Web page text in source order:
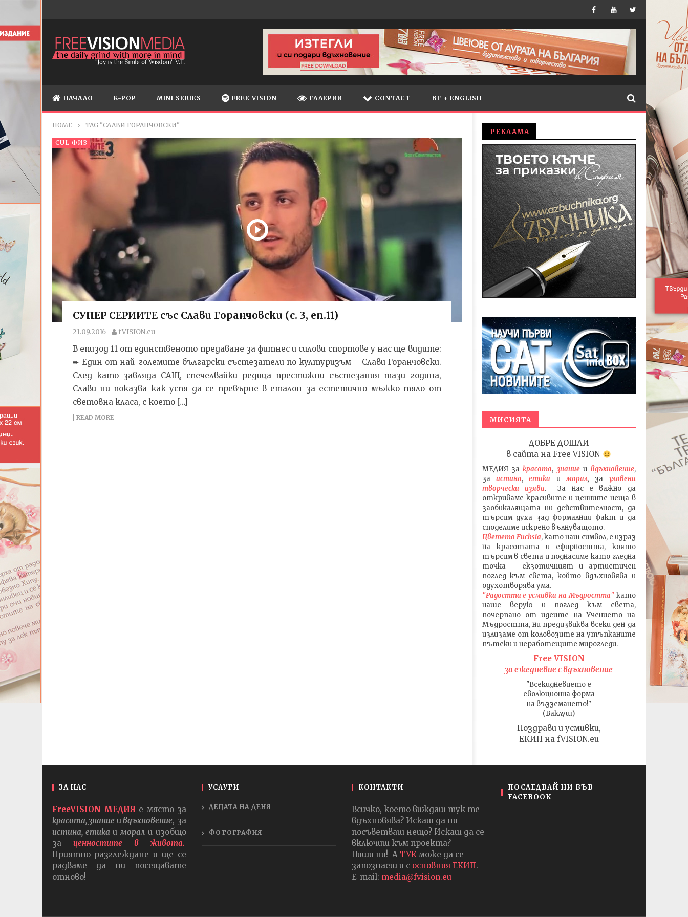
НАЧАЛО K-POP MINI SERIES FREE VISION ГАЛЕРИИ CONTACT БГ + ENGLISH
HOME TAG "СЛАВИ ГОРАНЧОВСКИ"
CUL ФИЗ
СУПЕР СЕРИИТЕ със Слави Горанчовски (с. 3, еп.11)
21.09.2016 fVISION.eu
В епизод 11 от единственото предаване за фитнес и силови спортове у нас ще видите:
➨ Един от най-големите български състезатели по културизъм – Слави Горанчовски.
След като завляда САЩ, спечелвайки редица престижни състезания тази година,
Слави ни показва как успя да се превърне в еталон за естетично мъжко тяло от
световна класа, с което […]
READ MORE
РЕКЛАМА
МИСИЯТА
ДОБРЕ ДОШЛИ
в сайта наFree VISION
МЕДИЯзакрасота, знаниеи вдъхновение,
за истина,етика иморал, за уловени
творчески изяви. За нас е важно да
откриваме красивите и ценните неща в
заобикалящата ни действителност, да
търсим духа зад формалния факт и да
споделяме искрено вълнуващото.
Цветето Fuchsia, като наш символ, е израз
на красотата и ефирността, която
търсим в света и поднасяме като гледна
точка – екзотичният и артистичен
поглед към света, който вдъхновява и
одухотворява ума.
"Радостта е усмивка на Мъдростта"като
наше верую и поглед към света,
почерпано от идеите на Учението на
Мъдростта,ни предизвиква всеки ден да
излизаме от коловозите на утъпканите
пътеки и неработещите мирогледи.
Free VISION
за ежедневие с вдъхновение
"Всекидневието е
еволюционна форма
на възземането!"
(Ваклуш)
Поздрави и усмивки,
ЕКИП на fVISION.eu
ЗА НАС
FreeVISION МЕДИЯ е място за
красота, знание и вдъхновение, за
истина, етикаи морал и изобщо
за ценностите в живота.
Приятно разглеждане и ще се
радваме да ни посещавате
отново!
УСЛУГИ
ДЕЦАТА НА ДЕНЯ
ФОТОГРАФИЯ
КОНТАКТИ
Всичко, което виждаш тук те
вдъхновява? Искаш да ни
посъветваш нещо? Искаш да се
включиш към проекта?
Пиши ни! А ТУКможе да се
запознаеш и с основния ЕКИП.
E-mail: media@fvision.eu
ПОСЛЕДВАЙ НИ ВЪВ
FACEBOOK